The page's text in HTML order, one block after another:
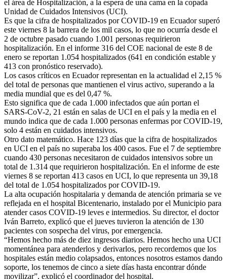
el área de Hospitalización, a la espera de una cama en la copada
Unidad de Cuidados Intensivos (UCI).
Es que la cifra de hospitalizados por COVID-19 en Ecuador superó
este viernes 8 la barrera de los mil casos, lo que no ocurría desde el
2 de octubre pasado cuando 1.001 personas requirieron
hospitalización. En el informe 316 del COE nacional de este 8 de
enero se reportan 1.054 hospitalizados (641 en condición estable y
413 con pronóstico reservado).
Los casos críticos en Ecuador representan en la actualidad el 2,15 %
del total de personas que mantienen el virus activo, superando a la
media mundial que es del 0,47 %.
Esto significa que de cada 1.000 infectados que aún portan el
SARS-CoV-2, 21 están en salas de UCI en el país y la media en el
mundo indica que de cada 1.000 personas enfermas por COVID-19,
solo 4 están en cuidados intensivos.
Otro dato matemático. Hace 123 días que la cifra de hospitalizados
en UCI en el país no superaba los 400 casos. Fue el 7 de septiembre
cuando 430 personas necesitaron de cuidados intensivos sobre un
total de 1.314 que requirieron hospitalización. En el informe de este
viernes 8 se reportan 413 casos en UCI, lo que representa un 39,18
del total de 1.054 hospitalizados por COVID-19.
La alta ocupación hospitalaria y demanda de atención primaria se ve
reflejada en el hospital Bicentenario, instalado por el Municipio para
atender casos COVID-19 leves e intermedios. Su director, el doctor
Iván Barreto, explicó que el jueves tuvieron la atención de 130
pacientes con sospecha del virus, por emergencia.
“Hemos hecho más de diez ingresos diarios. Hemos hecho una UCI
momentánea para atenderlos y derivarlos, pero recordemos que los
hospitales están medio colapsados, entonces nosotros estamos dando
soporte, los tenemos de cinco a siete días hasta encontrar dónde
movilizar”, explicó el coordinador del hospital.